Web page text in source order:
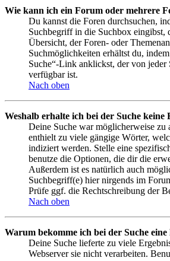
Wie kann ich ein Forum oder mehrere
Du kannst die Foren durchsuchen,
Suchbegriff in die Suchbox eingibst,
Übersicht, der Foren- oder
Suchmöglichkeiten erhältst du,
Suche“-Link anklickst, der von jeder
verfügbar ist.
Nach oben
Weshalb erhalte ich bei der Suche keine
Deine Suche war möglicherweise zu
enthielt zu viele gängige Wörter,
indiziert werden. Stelle eine
benutze die Optionen, die dir die
Außerdem ist es natürlich auch
Suchbegriff(e) hier nirgends im
Prüfe ggf. die Rechtschreibung der
Nach oben
Warum bekomme ich bei der Suche eine
Deine Suche lieferte zu viele
Webserver sie nicht verarbeiten.